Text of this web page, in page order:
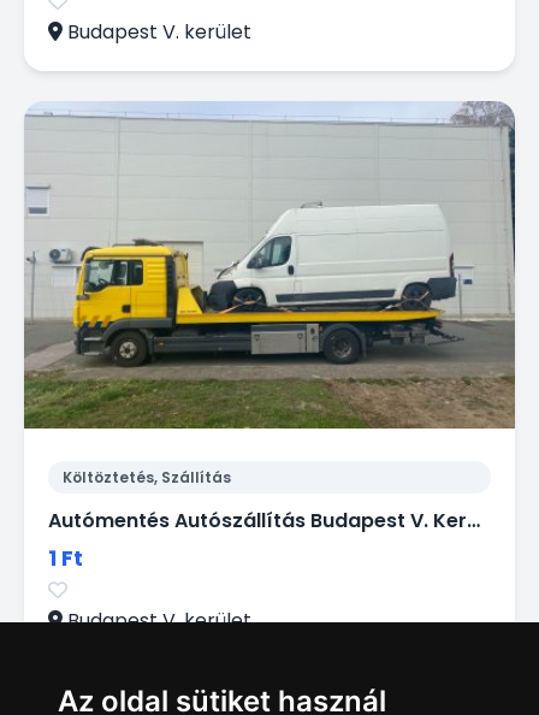
Az oldal sütiket használ
Budapest V. kerület
Költöztetés, Szállítás
Autómentés Autószállítás Budapest V. Kerület.
1 Ft
Budapest V. kerület